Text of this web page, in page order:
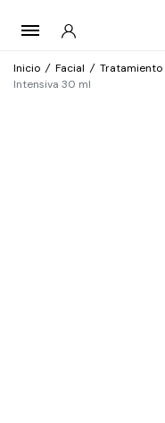
Inicio / Facial / Tratamiento
Intensiva 30 ml